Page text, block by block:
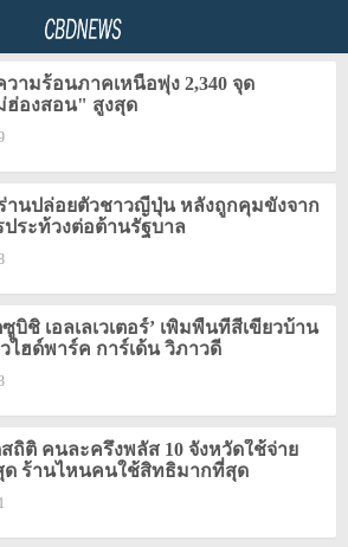
วามร้อนภาคเหนือพุ่ง 2,340 จุด
ฮ่องสอน" สูงสุด
านปล่อยตัวชาวญี่ปุ่น หลังถูกคุมขังจาก
ประท้วงต่อต้านรัฐบาล
ซูบิชิ เอลเลเวเตอร์’ เพิ่มพื้นที่สีเขียวบ้าน
วไฮด์พาร์ค การ์เด้น วิภาวดี
สถิติ คนละครึ่งพลัส 10 จังหวัดใช้จ่าย
ด ร้านไหนคนใช้สิทธิมากที่สุด